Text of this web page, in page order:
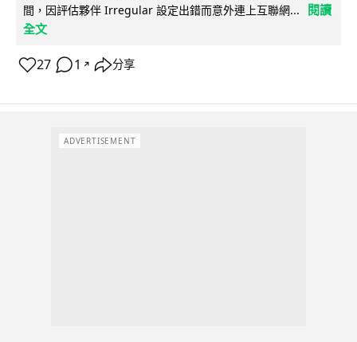
間，因評估夥伴 Irregular 設定出錯而意外連上互聯網...
閱讀
全文
27 1 ↗ 分享
ADVERTISEMENT